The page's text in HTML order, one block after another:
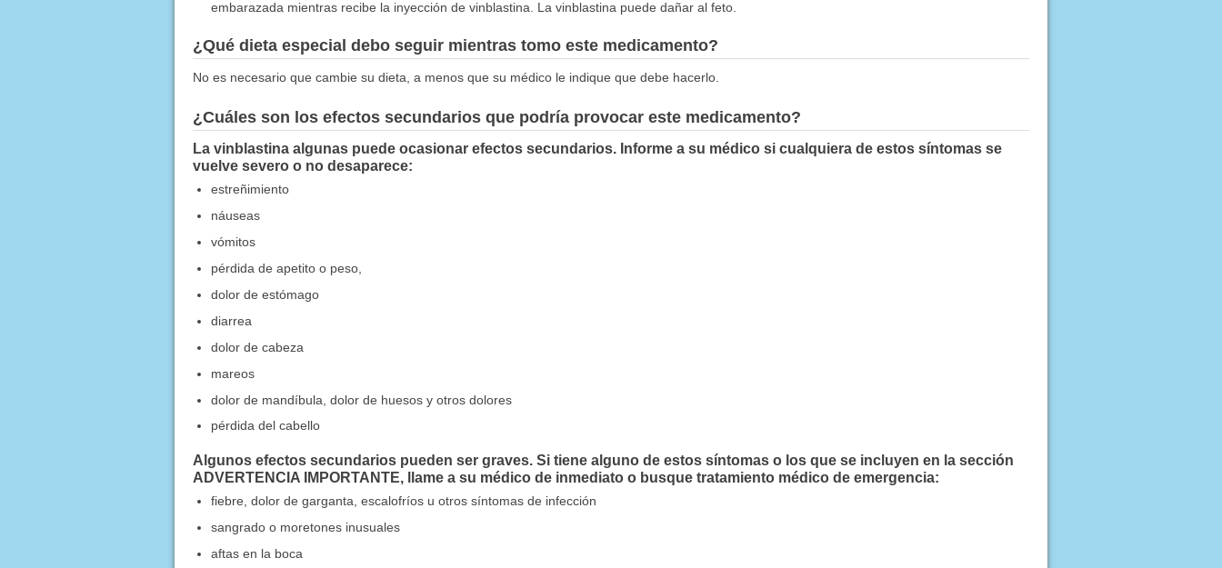
embarazada mientras recibe la inyección de vinblastina. La vinblastina puede dañar al feto.
¿Qué dieta especial debo seguir mientras tomo este medicamento?
No es necesario que cambie su dieta, a menos que su médico le indique que debe hacerlo.
¿Cuáles son los efectos secundarios que podría provocar este medicamento?
La vinblastina algunas puede ocasionar efectos secundarios. Informe a su médico si cualquiera de estos síntomas se
vuelve severo o no desaparece:
estreñimiento
náuseas
vómitos
pérdida de apetito o peso,
dolor de estómago
diarrea
dolor de cabeza
mareos
dolor de mandíbula, dolor de huesos y otros dolores
pérdida del cabello
Algunos efectos secundarios pueden ser graves. Si tiene alguno de estos síntomas o los que se incluyen en la sección
ADVERTENCIA IMPORTANTE, llame a su médico de inmediato o busque tratamiento médico de emergencia:
fiebre, dolor de garganta, escalofríos u otros síntomas de infección
sangrado o moretones inusuales
aftas en la boca